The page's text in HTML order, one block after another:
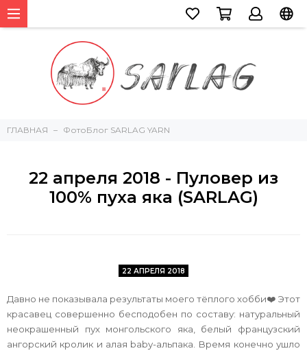
ГЛАВНАЯ ФотоБлог SARLAG YARN
22 апреля 2018 - Пуловер из
100% пуха яка (SARLAG)
22 АПРЕЛЯ 2018
Давно не показывала результаты моего тёплого хобби❤️ Этот
красавец совершенно бесподобен по составу: натуральный
неокрашенный пух монгольского яка, белый французский
ангорский кролик и алая baby-альпака. Время конечно ушло